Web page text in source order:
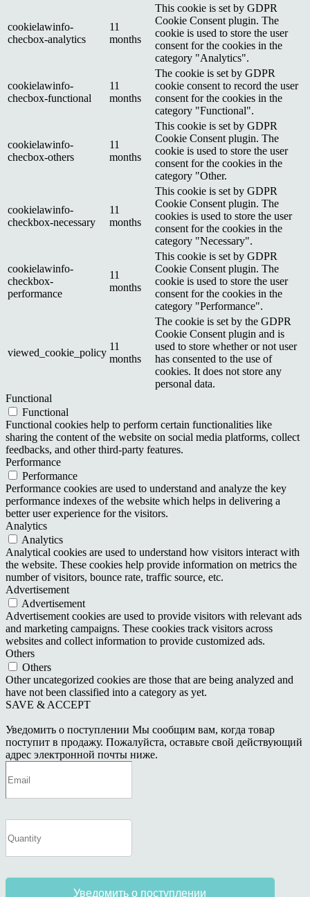
cookielawinfo-
checbox-analytics
11
months
This cookie is set by GDPR
Cookie Consent plugin. The
cookie is used to store the user
consent for the cookies in the
category "Analytics".
cookielawinfo-
checbox-functional
11
months
The cookie is set by GDPR
cookie consent to record the user
consent for the cookies in the
category "Functional".
cookielawinfo-
checbox-others
11
months
This cookie is set by GDPR
Cookie Consent plugin. The
cookie is used to store the user
consent for the cookies in the
category "Other.
cookielawinfo-
checkbox-necessary
11
months
This cookie is set by GDPR
Cookie Consent plugin. The
cookies is used to store the user
consent for the cookies in the
category "Necessary".
cookielawinfo-
checkbox-
performance
11
months
This cookie is set by GDPR
Cookie Consent plugin. The
cookie is used to store the user
consent for the cookies in the
category "Performance".
viewed_cookie_policy
11
months
The cookie is set by the GDPR
Cookie Consent plugin and is
used to store whether or not user
has consented to the use of
cookies. It does not store any
personal data.
Functional
Functional
Functional cookies help to perform certain functionalities like
sharing the content of the website on social media platforms, collect
feedbacks, and other third-party features.
Performance
Performance
Performance cookies are used to understand and analyze the key
performance indexes of the website which helps in delivering a
better user experience for the visitors.
Analytics
Analytics
Analytical cookies are used to understand how visitors interact with
the website. These cookies help provide information on metrics the
number of visitors, bounce rate, traffic source, etc.
Advertisement
Advertisement
Advertisement cookies are used to provide visitors with relevant ads
and marketing campaigns. These cookies track visitors across
websites and collect information to provide customized ads.
Others
Others
Other uncategorized cookies are those that are being analyzed and
have not been classified into a category as yet.
SAVE & ACCEPT
Уведомить о поступлении Мы сообщим вам, когда товар
поступит в продажу. Пожалуйста, оставьте свой действующий
адрес электронной почты ниже.
Уведомить о поступлении